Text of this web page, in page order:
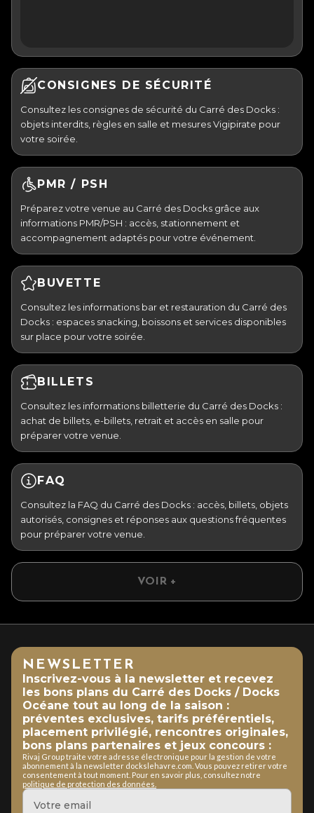
CONSIGNES DE SÉCURITÉ
Consultez les consignes de sécurité du Carré des Docks :
objets interdits, règles en salle et mesures Vigipirate pour
votre soirée.
PMR / PSH
Préparez votre venue au Carré des Docks grâce aux
informations PMR/PSH : accès, stationnement et
accompagnement adaptés pour votre événement.
BUVETTE
Consultez les informations bar et restauration du Carré des
Docks : espaces snacking, boissons et services disponibles
sur place pour votre soirée.
BILLETS
Consultez les informations billetterie du Carré des Docks :
achat de billets, e-billets, retrait et accès en salle pour
préparer votre venue.
FAQ
Consultez la FAQ du Carré des Docks : accès, billets, objets
autorisés, consignes et réponses aux questions fréquentes
pour préparer votre venue.
VOIR +
NEWSLETTER
Inscrivez-vous à la newsletter et recevez
les bons plans du Carré des Docks / Docks
Océane tout au long de la saison :
préventes exclusives, tarifs préférentiels,
placement privilégié, rencontres originales,
bons plans partenaires et jeux concours :
Rivaj Group traite votre adresse électronique pour la gestion de votre
abonnement à la newsletter dockslehavre.com. Vous pouvez retirer votre
consentement à tout moment. Pour en savoir plus, consultez notre
politique de protection des données.